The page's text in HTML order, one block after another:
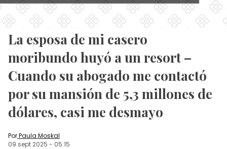
La esposa de mi casero
moribundo huyó a un resort –
Cuando su abogado me contactó
por su mansión de 5,3 millones de
dólares, casi me desmayo
PorPaula Moskal
09 sept 2025 - 05:15